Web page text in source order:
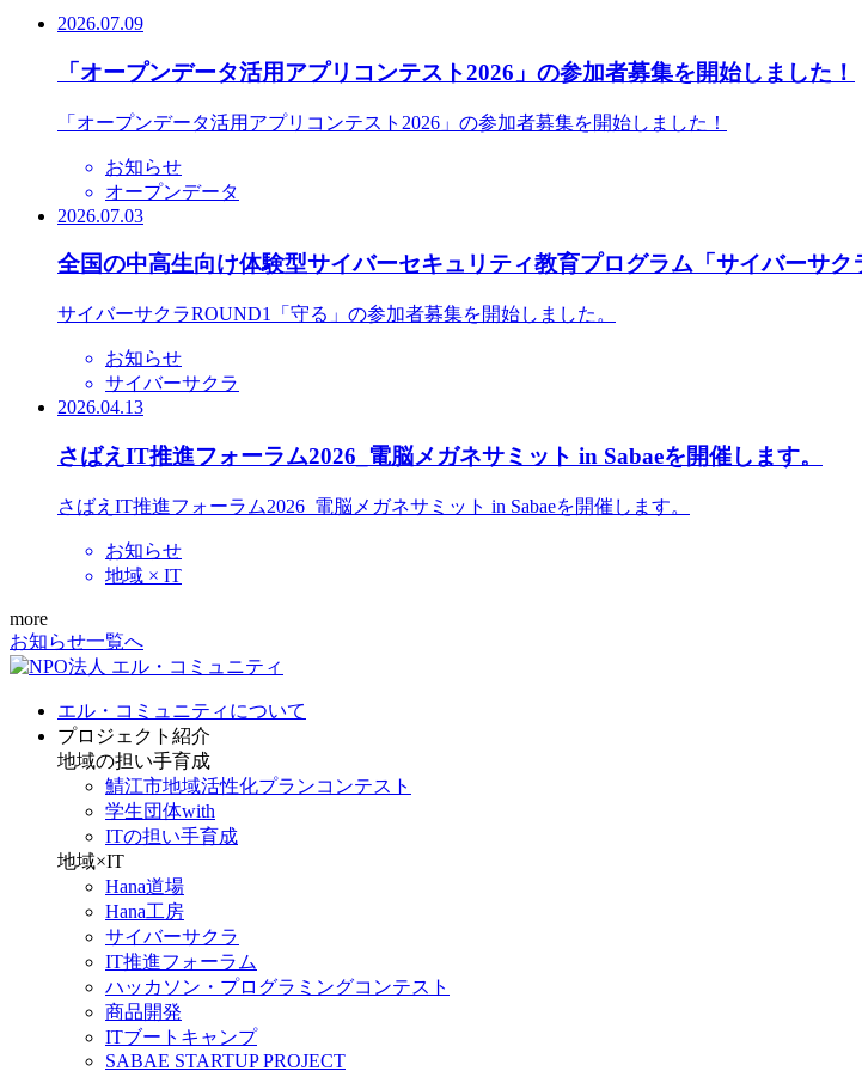
2026.07.09
「オープンデータ活用アプリコンテスト2026」の参加者募集を開始しました！
「オープンデータ活用アプリコンテスト2026」の参加者募集を開始しました！
お知らせ
オープンデータ
2026.07.03
全国の中高生向け体験型サイバーセキュリティ教育プログラム「サイバーサ
サイバーサクラROUND1「守る」の参加者募集を開始しました。
お知らせ
サイバーサクラ
2026.04.13
さばえIT推進フォーラム2026_電脳メガネサミット in Sabaeを開催します。
さばえIT推進フォーラム2026_電脳メガネサミット in Sabaeを開催します。
お知らせ
地域 × IT
more
お知らせ一覧へ
エル・コミュニティについて
プロジェクト紹介
地域の担い手育成
鯖江市地域活性化プランコンテスト
学生団体with
ITの担い手育成
地域×IT
Hana道場
Hana工房
サイバーサクラ
IT推進フォーラム
ハッカソン・プログラミングコンテスト
商品開発
ITブートキャンプ
SABAE STARTUP PROJECT